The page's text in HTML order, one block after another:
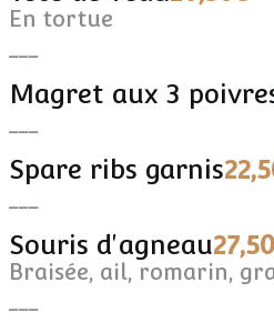
En tortue
Magret aux 3
Spare ribs garnis
Souris d'agneau
Braisée, ail, romarin,